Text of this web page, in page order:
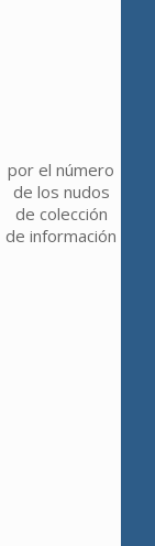
por el número
de los nudos
de colección
de información